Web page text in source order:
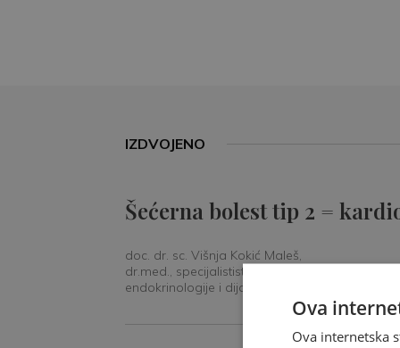
IZDVOJENO
Šećerna bolest tip 2 =
doc. dr. sc. Višnja Kokić Maleš,
dr.med., specijalististica
endokrinologije i dijabetologije
Ova
Ova internetska